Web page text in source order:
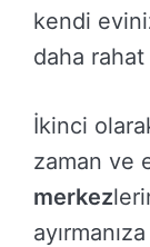
kendi
daha
İkinci
zaman ve
merkez